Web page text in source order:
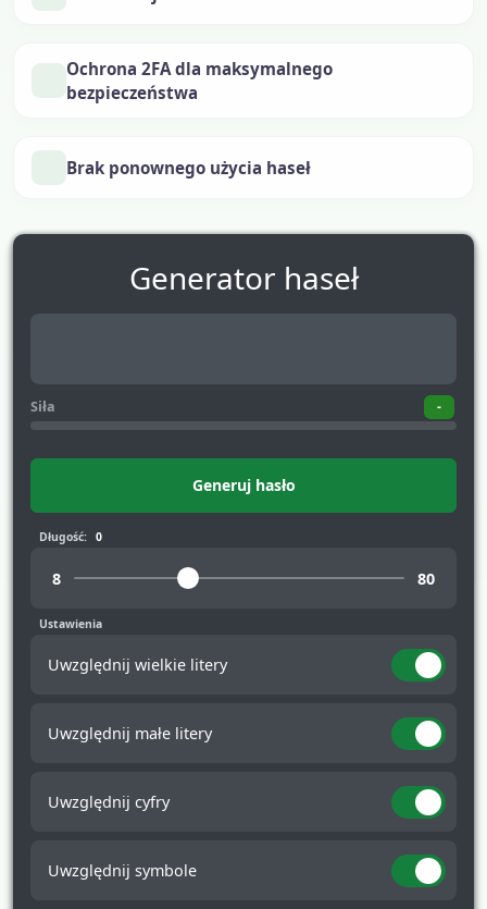
Ochrona 2FA dla maksymalnego
bezpieczeństwa
Brak ponownego użycia haseł
Generator haseł
Siła -
Generuj hasło
Długość:
Ustawienia
Uwzględnij wielkie litery
Uwzględnij małe litery
Uwzględnij cyfry
Uwzględnij symbole